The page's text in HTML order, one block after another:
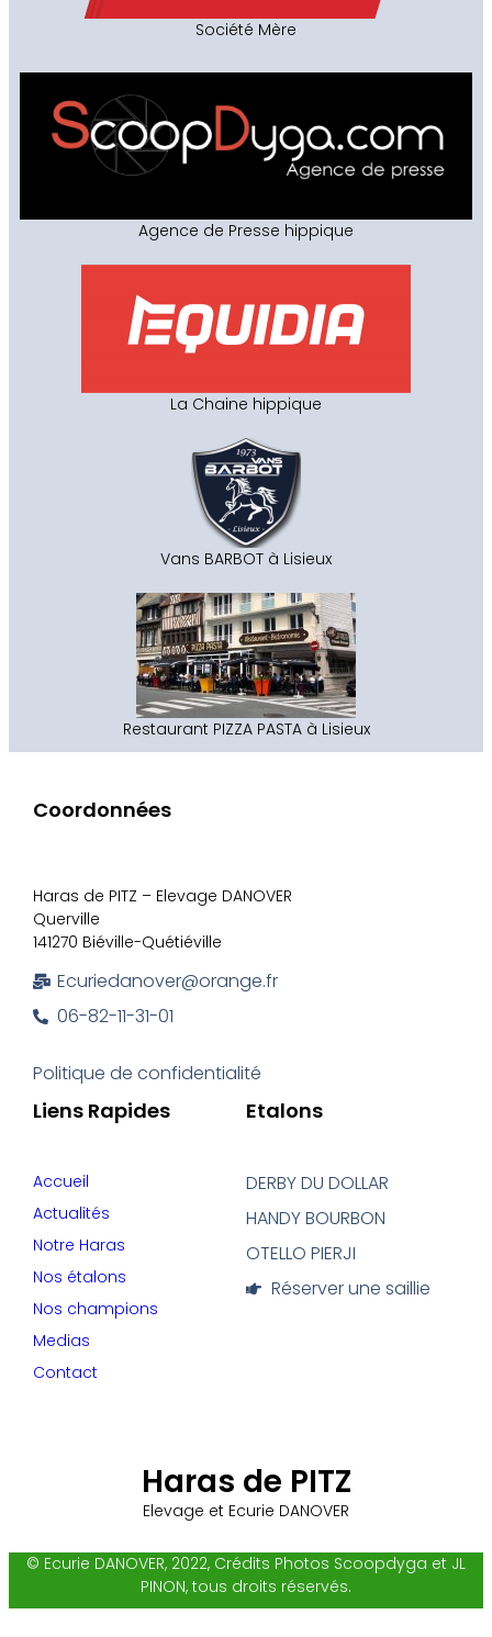
Société Mère
Agence de Presse hippique
La Chaine hippique
Vans BARBOT à Lisieux
Restaurant PIZZA PASTA à Lisieux
Haras de PITZ
Elevage et Ecurie DANOVER
Etalons
DERBY DU DOLLAR
HANDY BOURBON
OTELLO PIERJI
Réserver une saillie
Liens Rapides
Accueil
Actualités
Notre Haras
Nos étalons
Nos champions
Medias
Contact
Coordonnées
Haras de PITZ – Elevage DANOVER
Querville
141270 Biéville-Quétiéville
Ecuriedanover@orange.fr
06-82-11-31-01
Politique de confidentialité
© Ecurie DANOVER, 2022, Crédits Photos Scoopdyga et JL
PINON, tous droits réservés.